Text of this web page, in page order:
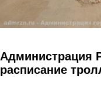
Администрация
расписание